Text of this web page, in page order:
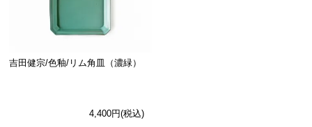
吉田健宗/色釉/リム角皿（濃緑）
4,400円(税込)